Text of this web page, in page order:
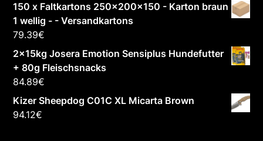
150 x Faltkartons 250x200x150 - Karton braun
1 wellig - - Versandkartons
79.39€
2x15kg Josera Emotion Sensiplus Hundefutter
+ 80g Fleischsnacks
84.89€
Kizer Sheepdog C01C XL Micarta Brown
94.12€